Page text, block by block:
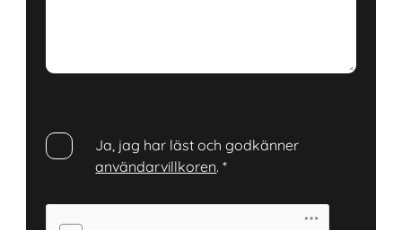
Ja, jag har läst och godkänner
användarvillkoren.*